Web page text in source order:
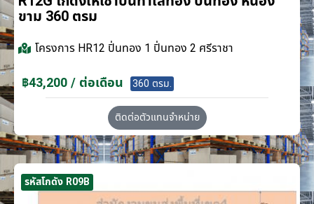
ขาม 360 ตรม
โครงการ HR12 ปิ่นทอง 1 ปิ่นทอง 2 ศรีราชา
฿43,200 / ต่อเดือน 360 ตรม.
ติดต่อตัวแทนจำหน่าย
รหัสโกดัง R09B